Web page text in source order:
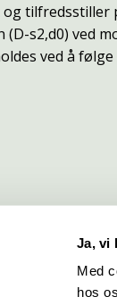
Ja, vi
Med
hos
tilfredsstiller
s2,d0) ved
ved å